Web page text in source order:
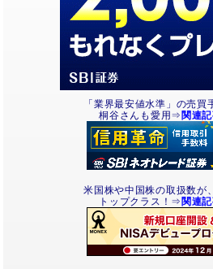
「業界最安値水準」の売買
桐谷さんも愛用⇒ 関連
米国株や中国株の取扱数が
トップクラス！⇒ 関連